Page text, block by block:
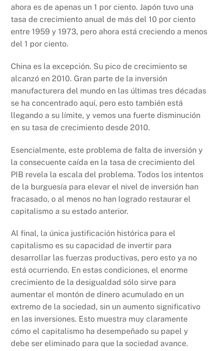
ahora es de apenas un 1 por ciento. Japón tuvo una
tasa de crecimiento anual de más del 10 por ciento
entre 1959 y 1973, pero ahora está creciendo a menos
del 1 por ciento.
China es la excepción. Su pico de crecimiento se
alcanzó en 2010. Gran parte de la inversión
manufacturera del mundo en las últimas tres décadas
se ha concentrado aquí, pero esto también está
llegando a su límite, y vemos una fuerte disminución
en su tasa de crecimiento desde 2010.
Esencialmente, este problema de falta de inversión y
la consecuente caída en la tasa de crecimiento del
PIB revela la escala del problema. Todos los intentos
de la burguesía para elevar el nivel de inversión han
fracasado, o al menos no han logrado restaurar el
capitalismo a su estado anterior.
Al final, la única justificación histórica para el
capitalismo es su capacidad de invertir para
desarrollar las fuerzas productivas, pero esto ya no
está ocurriendo. En estas condiciones, el enorme
crecimiento de la desigualdad sólo sirve para
aumentar el montón de dinero acumulado en un
extremo de la sociedad, sin un aumento significativo
en las inversiones. Esto muestra muy claramente
cómo el capitalismo ha desempeñado su papel y
debe ser eliminado para que la sociedad avance.